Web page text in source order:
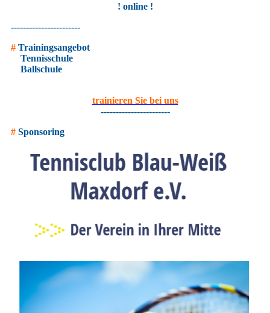
! online !
-----------------------
# Trainingsangebot
Tennisschule
Ballschule
trainieren Sie bei uns
-----------------------
# Sponsoring